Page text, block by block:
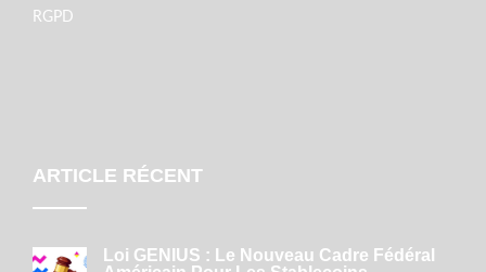
RGPD
ARTICLE RÉCENT
Loi GENIUS : Le Nouveau Cadre Fédéral